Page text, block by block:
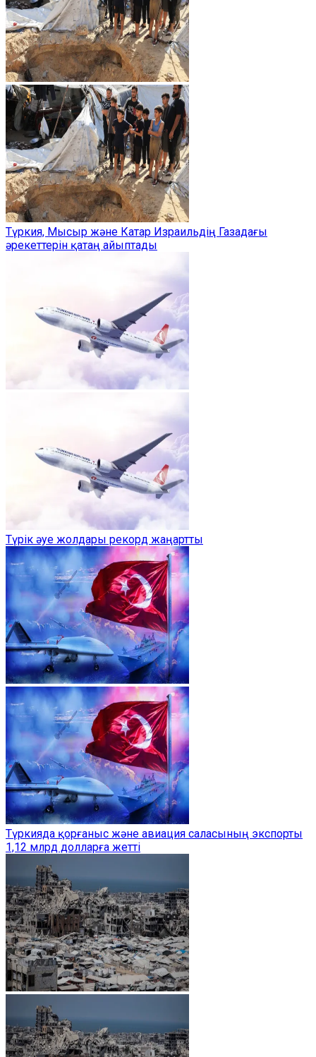
Түркия, Мысыр және Катар Израильдің Газадағы
әрекеттерін қатаң айыптады
Түрік әуе жолдары рекорд жаңартты
Түркияда қорғаныс және авиация саласының экспорты
1,12 млрд долларға жетті